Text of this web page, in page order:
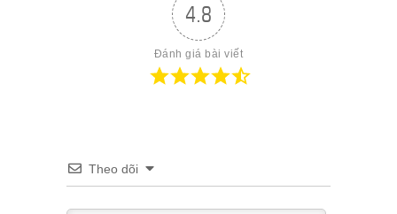
4.8
Đánh giá bài viết
Theo dõi